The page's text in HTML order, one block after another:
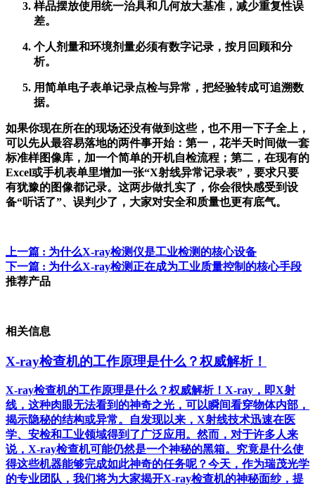
样品摆放使用统一治具和几何放大基准，减少重复性误
差。
个人剂量和环境剂量必须有数字记录，按月回顾和分
析。
用简单电子表单记录点检与异常，把经验转成可追溯数
据。
如果你现在所在的现场还没有做到这些，也不用一下子全上，
可以先从最容易落地的两件事开始：第一，花半天时间做一套
标准样图像库，加一个简单的开机自检流程；第二，在现有的
Excel或手机表单里增加一张“X射线异常记录表”，要求只要
有犹豫的图像都记录。这两步做扎实了，你会很快感受到设
备“听话了”、误判少了，大家对安全和质量也更有底气。
上一篇 : 为什么X-ray检测仪是工业检测的核心设备
下一篇 : 为什么X-ray检测正在成为工业质量控制的核心手段
推荐产品
相关信息
X-ray检查机的工作原理是什么？权威解析！
X-ray检查机的工作原理是什么？权威解析！X-ray，即X射
线，这种肉眼无法看到的神奇之光，可以瞬间看穿物体内部，
揭示隐秘的结构或异常。自发现以来，X射线技术迅速在医
学、安检和工业领域得到了广泛应用。然而，对于许多人来
说，X-ray检查机可能仍然是一个神秘的黑箱。究竟是什么使
得这些机器能够完成如此神奇的任务呢？今天，作为瑞茂光学
的专业团队，我们将为大家揭开X-ray检查机的神秘面纱，提